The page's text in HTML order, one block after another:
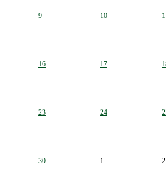
9 10
16 17
23 24
30 1 2